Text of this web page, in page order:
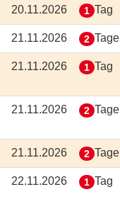
20.11.2026 1 Tag
21.11.2026 2 Tage
21.11.2026 1 Tag
21.11.2026 2 Tage
21.11.2026 2 Tage
22.11.2026 1 Tag